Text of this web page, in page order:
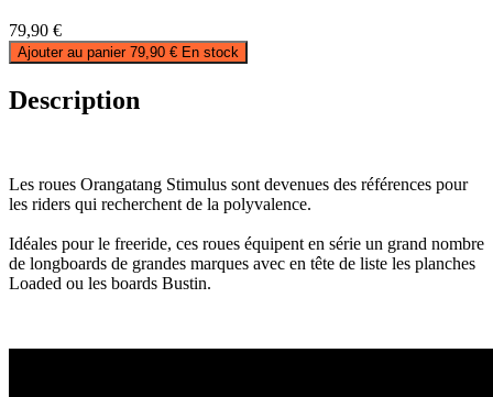
79,90 €
Ajouter au panier 79,90 € En stock
Description
Les roues Orangatang Stimulus sont devenues des références pour
les riders qui recherchent de la polyvalence.
Idéales pour le freeride, ces roues équipent en série un grand nombre
de longboards de grandes marques avec en tête de liste les planches
Loaded ou les boards Bustin.